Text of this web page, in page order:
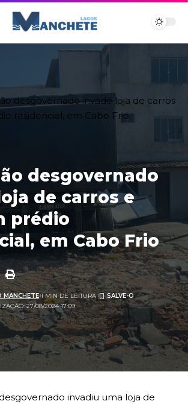
desgovernado invade loja de carros
residencial, em Cabo Frio
desgovernado
de carros e
prédio
em Cabo Frio
27/08/2024 17:09
MANCHETE 1 MIN DE LEITURA
invadiu uma loja de